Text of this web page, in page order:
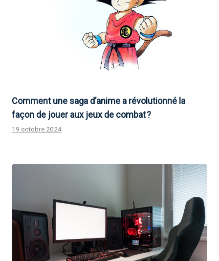
Comment une saga d’anime a révolutionné la
façon de jouer aux jeux de combat ?
19 octobre 2024